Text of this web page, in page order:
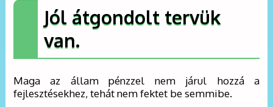
Jól átgondolt tervük
van.
Maga az állam pénzzel nem járul hozzá a
fejlesztésekhez, tehát nem fektet be semmibe.